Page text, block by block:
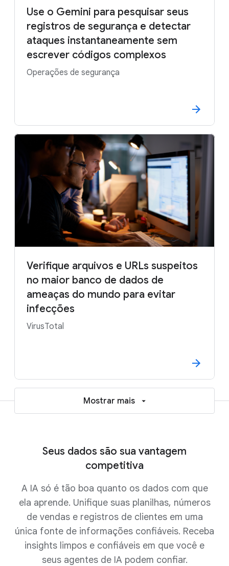
Use o Gemini para pesquisar seus
registros de segurança e detectar
ataques instantaneamente sem
escrever códigos complexos
Operações de segurança
Verifique arquivos e URLs suspeitos
no maior banco de dados de
ameaças do mundo para evitar
infecções
VirusTotal
Mostrar mais
Seus dados são sua vantagem
competitiva
A IA só é tão boa quanto os dados com que
ela aprende. Unifique suas planilhas, números
de vendas e registros de clientes em uma
única fonte de informações confiáveis. Receba
insights limpos e confiáveis em que você e
seus agentes de IA podem confiar.